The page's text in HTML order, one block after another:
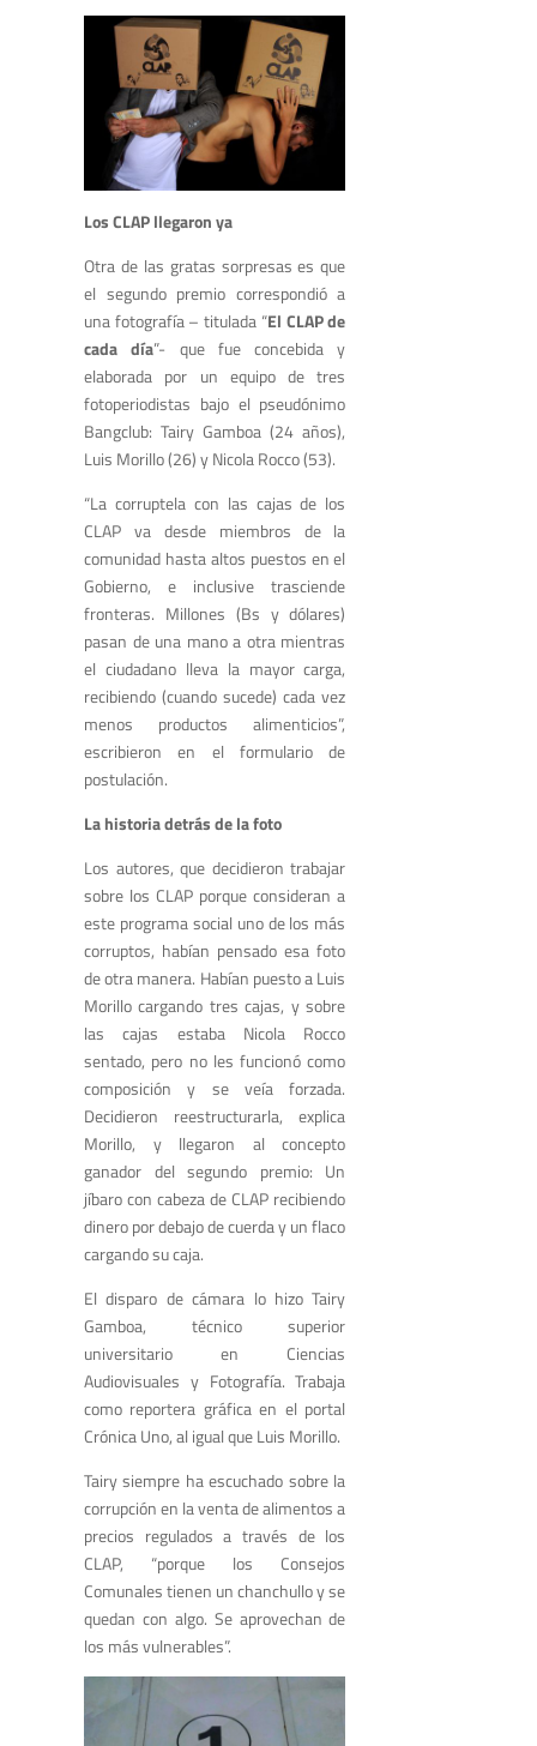
Los CLAP llegaron ya
Otra de las gratas sorpresas es que
el segundo premio correspondió a
una fotografía – titulada “El CLAP de
cada día”- que fue concebida y
elaborada por un equipo de tres
fotoperiodistas bajo el pseudónimo
Bangclub: Tairy Gamboa (24 años),
Luis Morillo (26) y Nicola Rocco (53).
“La corruptela con las cajas de los
CLAP va desde miembros de la
comunidad hasta altos puestos en el
Gobierno, e inclusive trasciende
fronteras. Millones (Bs y dólares)
pasan de una mano a otra mientras
el ciudadano lleva la mayor carga,
recibiendo (cuando sucede) cada vez
menos productos alimenticios”,
escribieron en el formulario de
postulación.
La historia detrás de la foto
Los autores, que decidieron trabajar
sobre los CLAP porque consideran a
este programa social uno de los más
corruptos, habían pensado esa foto
de otra manera. Habían puesto a Luis
Morillo cargando tres cajas, y sobre
las cajas estaba Nicola Rocco
sentado, pero no les funcionó como
composición y se veía forzada.
Decidieron reestructurarla, explica
Morillo, y llegaron al concepto
ganador del segundo premio: Un
jíbaro con cabeza de CLAP recibiendo
dinero por debajo de cuerda y un flaco
cargando su caja.
El disparo de cámara lo hizo Tairy
Gamboa, técnico superior
universitario en Ciencias
Audiovisuales y Fotografía. Trabaja
como reportera gráfica en el portal
Crónica Uno, al igual que Luis Morillo.
Tairy siempre ha escuchado sobre la
corrupción en la venta de alimentos a
precios regulados a través de los
CLAP, “porque los Consejos
Comunales tienen un chanchullo y se
quedan con algo. Se aprovechan de
los más vulnerables”.